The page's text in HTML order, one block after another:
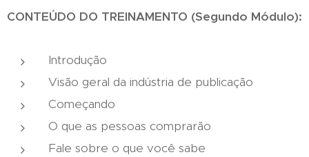
CONTEÚDO DO TREINAMENTO (Segundo Módulo):
Introdução
Visão geral da indústria de publicação
Começando
O que as pessoas comprarão
Fale sobre o que você sabe